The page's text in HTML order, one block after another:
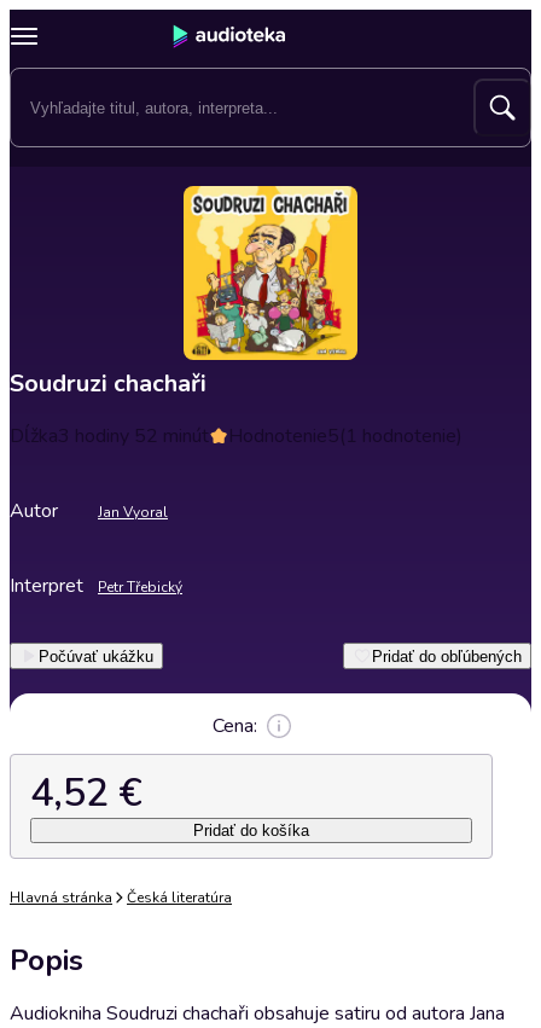
Soudruzi chachaři
Dĺžka3 hodiny 52 minút Hodnotenie5(1 hodnotenie)
Autor Jan Vyoral
Interpret Petr Třebický
Počúvať ukážku Pridať do obľúbených
Cena:
4,52 €
Pridať do košíka
Hlavná stránka Česká literatúra
Popis
Audiokniha Soudruzi chachaři obsahuje satiru od autora Jana